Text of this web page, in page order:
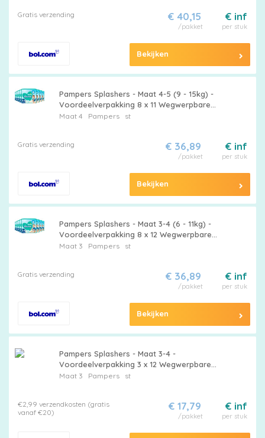
Gratis verzending € inf
per stuk
€ 40,15
/pakket
Bekijken
Pampers Splashers - Maat 4-5 (9 - 15kg) -
Voordeelverpakking 8 x 11 Wegwerpbare
Zwemluiers
Maat 4 Pampersst
Gratis verzending € inf
per stuk
€ 36,89
/pakket
Bekijken
Pampers Splashers - Maat 3-4 (6 - 11kg) -
Voordeelverpakking 8 x 12 Wegwerpbare
Zwemluiers
Maat 3 Pampersst
Gratis verzending € inf
per stuk
€ 36,89
/pakket
Bekijken
Pampers Splashers - Maat 3-4 -
Voordeelverpakking 3 x 12 Wegwerpbare
Zwemluiers
Maat 3 Pampersst
€2,99 verzendkosten (gratis
vanaf €20)
€ inf
per stuk
€ 17,79
/pakket